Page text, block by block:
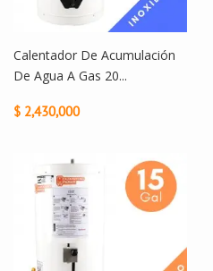
Calentador De Acumulación
De Agua A Gas 20...
$ 2,430,000